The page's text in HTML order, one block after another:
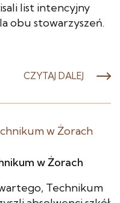
list intencyjny
obu stowarzyszeń.
CZYTAJ DALEJ
w Żorach
Technikum